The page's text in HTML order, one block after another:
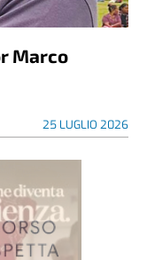
Marco
25 LUGLIO 2026